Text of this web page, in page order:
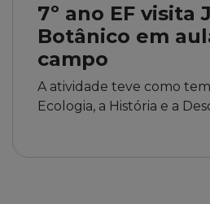
7º ano EF visita
Botânico em
campo
A atividade teve como
Ecologia, a História e a